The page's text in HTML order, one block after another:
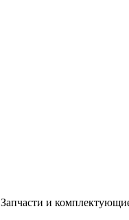
Запчасти и